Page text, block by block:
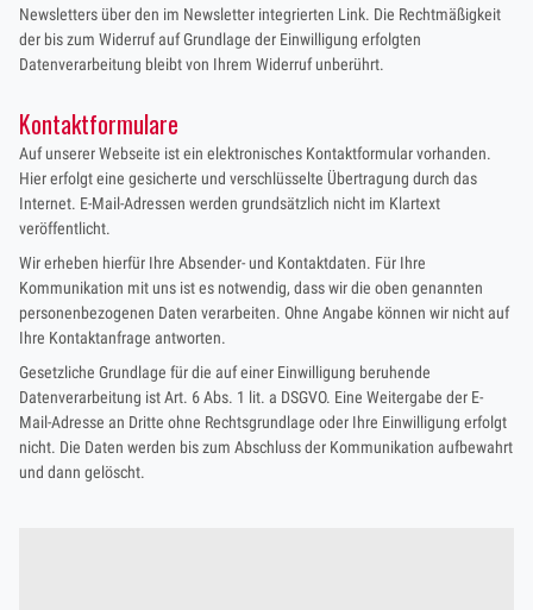
Newsletters über den im Newsletter integrierten Link. Die Rechtmäßigkeit
der bis zum Widerruf auf Grundlage der Einwilligung erfolgten
Datenverarbeitung bleibt von Ihrem Widerruf unberührt.
Kontaktformulare
Auf unserer Webseite ist ein elektronisches Kontaktformular vorhanden.
Hier erfolgt eine gesicherte und verschlüsselte Übertragung durch das
Internet. E-Mail-Adressen werden grundsätzlich nicht im Klartext
veröffentlicht.
Wir erheben hierfür Ihre Absender- und Kontaktdaten. Für Ihre
Kommunikation mit uns ist es notwendig, dass wir die oben genannten
personenbezogenen Daten verarbeiten. Ohne Angabe können wir nicht auf
Ihre Kontaktanfrage antworten.
Gesetzliche Grundlage für die auf einer Einwilligung beruhende
Datenverarbeitung ist Art. 6 Abs. 1 lit. a DSGVO. Eine Weitergabe der E-
Mail-Adresse an Dritte ohne Rechtsgrundlage oder Ihre Einwilligung erfolgt
nicht. Die Daten werden bis zum Abschluss der Kommunikation aufbewahrt
und dann gelöscht.